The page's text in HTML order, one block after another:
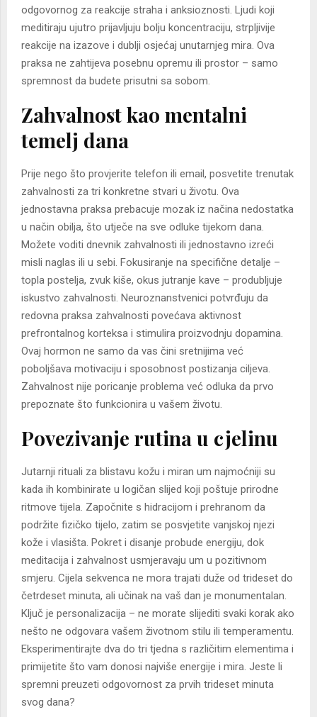
odgovornog za reakcije straha i anksioznosti. Ljudi koji
meditiraju ujutro prijavljuju bolju koncentraciju, strpljivije
reakcije na izazove i dublji osjećaj unutarnjeg mira. Ova
praksa ne zahtijeva posebnu opremu ili prostor – samo
spremnost da budete prisutni sa sobom.
Zahvalnost kao mentalni
temelj dana
Prije nego što provjerite telefon ili email, posvetite trenutak
zahvalnosti za tri konkretne stvari u životu. Ova
jednostavna praksa prebacuje mozak iz načina nedostatka
u način obilja, što utječe na sve odluke tijekom dana.
Možete voditi dnevnik zahvalnosti ili jednostavno izreći
misli naglas ili u sebi. Fokusiranje na specifične detalje –
topla postelja, zvuk kiše, okus jutranje kave – produbljuje
iskustvo zahvalnosti. Neuroznanstvenici potvrđuju da
redovna praksa zahvalnosti povećava aktivnost
prefrontalnog korteksa i stimulira proizvodnju dopamina.
Ovaj hormon ne samo da vas čini sretnijima već
poboljšava motivaciju i sposobnost postizanja ciljeva.
Zahvalnost nije poricanje problema već odluka da prvo
prepoznate što funkcionira u vašem životu.
Povezivanje rutina u cjelinu
Jutarnji rituali za blistavu kožu i miran um najmoćniji su
kada ih kombinirate u logičan slijed koji poštuje prirodne
ritmove tijela. Započnite s hidracijom i prehranom da
podržite fizičko tijelo, zatim se posvjetite vanjskoj njezi
kože i vlasišta. Pokret i disanje probude energiju, dok
meditacija i zahvalnost usmjeravaju um u pozitivnom
smjeru. Cijela sekvenca ne mora trajati duže od trideset do
četrdeset minuta, ali učinak na vaš dan je monumentalan.
Ključ je personalizacija – ne morate slijediti svaki korak ako
nešto ne odgovara vašem životnom stilu ili temperamentu.
Eksperimentirajte dva do tri tjedna s različitim elementima i
primijetite što vam donosi najviše energije i mira. Jeste li
spremni preuzeti odgovornost za prvih trideset minuta
svog dana?